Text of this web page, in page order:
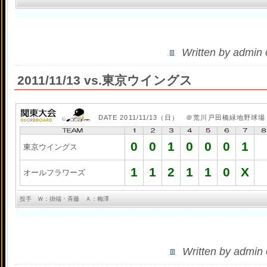
Written by
2011/11/13 vs.東京ウイングス
DATE 2011/11/13（日） ＠荒川戸田橋緑地野球場
東京ウイングス 0 0 1 0 0 0 1
オールフラワーズ 1 1 2 1 1 0 X
投手 Ｗ：掛端・斉藤 Ａ：梅澤
Written by